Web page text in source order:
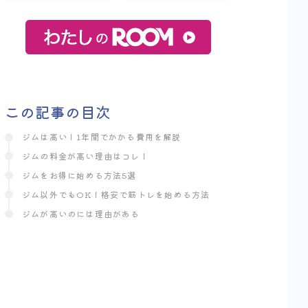
この記事の目次
ジムは高い！1年間でかかる費用を解説
ジムの料金が高い理由はコレ！
ジムをお得に始める方法5選
ジム以外でもOK！格安で筋トレを始める方法
ジムが高いのには理由がある